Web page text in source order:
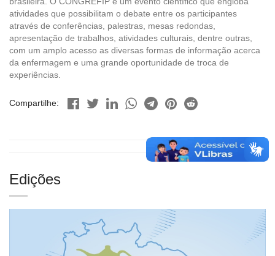
atividades que possibilitam o debate entre os participantes
através de conferências, palestras, mesas redondas,
apresentação de trabalhos, atividades culturais, dentre outras,
com um amplo acesso as diversas formas de informação acerca
da enfermagem e uma grande oportunidade de troca de
experiências.
Compartilhe:
Edições